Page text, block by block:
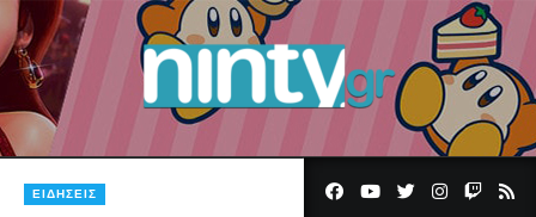
ΕΙΔΉΣΕΙΣ